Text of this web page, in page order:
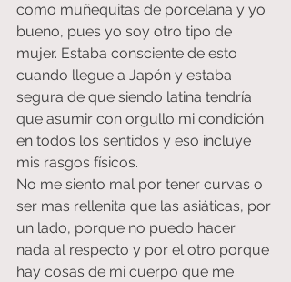
como muñequitas de porcelana y yo
bueno, pues yo soy otro tipo de
mujer. Estaba consciente de esto
cuando llegue a Japón y estaba
segura de que siendo latina tendría
que asumir con orgullo mi condición
en todos los sentidos y eso incluye
mis rasgos físicos.
No me siento mal por tener curvas o
ser mas rellenita que las asiáticas, por
un lado, porque no puedo hacer
nada al respecto y por el otro porque
hay cosas de mi cuerpo que me